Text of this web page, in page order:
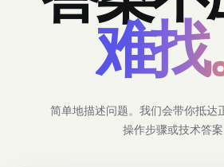
难找
简单地描述问题。我们会带你抵达
操作步骤或技术答案